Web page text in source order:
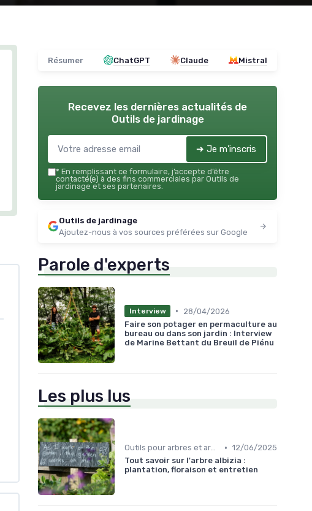
Résumer ChatGPT Claude Mistral
Recevez les dernières actualités de
Outils de jardinage
➔ Je m'inscris
* En remplissant ce formulaire, j’accepte d’être
contacté(e) à des fins commerciales par Outils de
jardinage et ses partenaires.
Outils de jardinage
Ajoutez-nous à vos sources préférées sur Google
Parole d'experts
Interview •
28/04/2026
Faire son potager en permaculture au
bureau ou dans son jardin : Interview
de Marine Bettant du Breuil de Piénu
Les plus lus
Outils pour arbres et arbustes • 12/06/2025
Tout savoir sur l'arbre albizia :
plantation, floraison et entretien